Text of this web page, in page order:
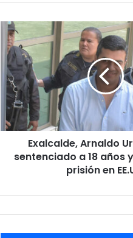
Exalcalde,
Arnaldo
Urbina
Soto,
sentenciado
años
y
meses
Exalcalde, Arnaldo
sentenciado a 18 años
prisión en